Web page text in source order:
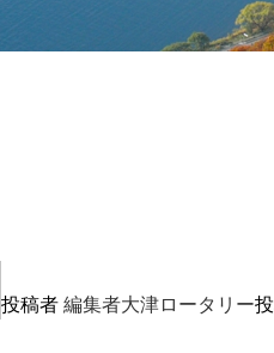
投稿者 編集者大津ロータリー